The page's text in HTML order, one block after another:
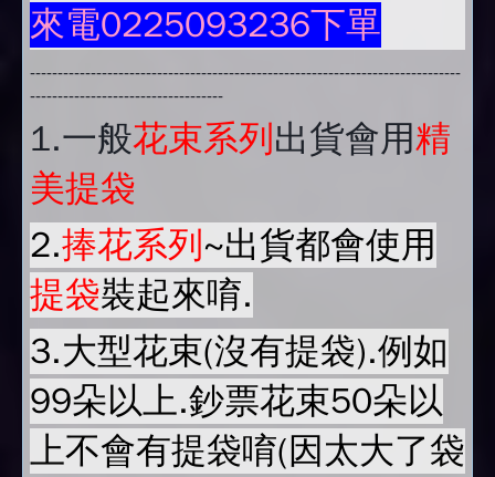
來電0225093236下單
------------------------------------------------------------------------------
-----------------------------------
1.一般花束系列出貨會用精
美提袋
2.捧花系列~出貨都會使用
提袋裝起來唷.
3.大型花束(沒有提袋).例如
99朵以上.鈔票花束50朵以
上不會有提袋唷(因太大了袋